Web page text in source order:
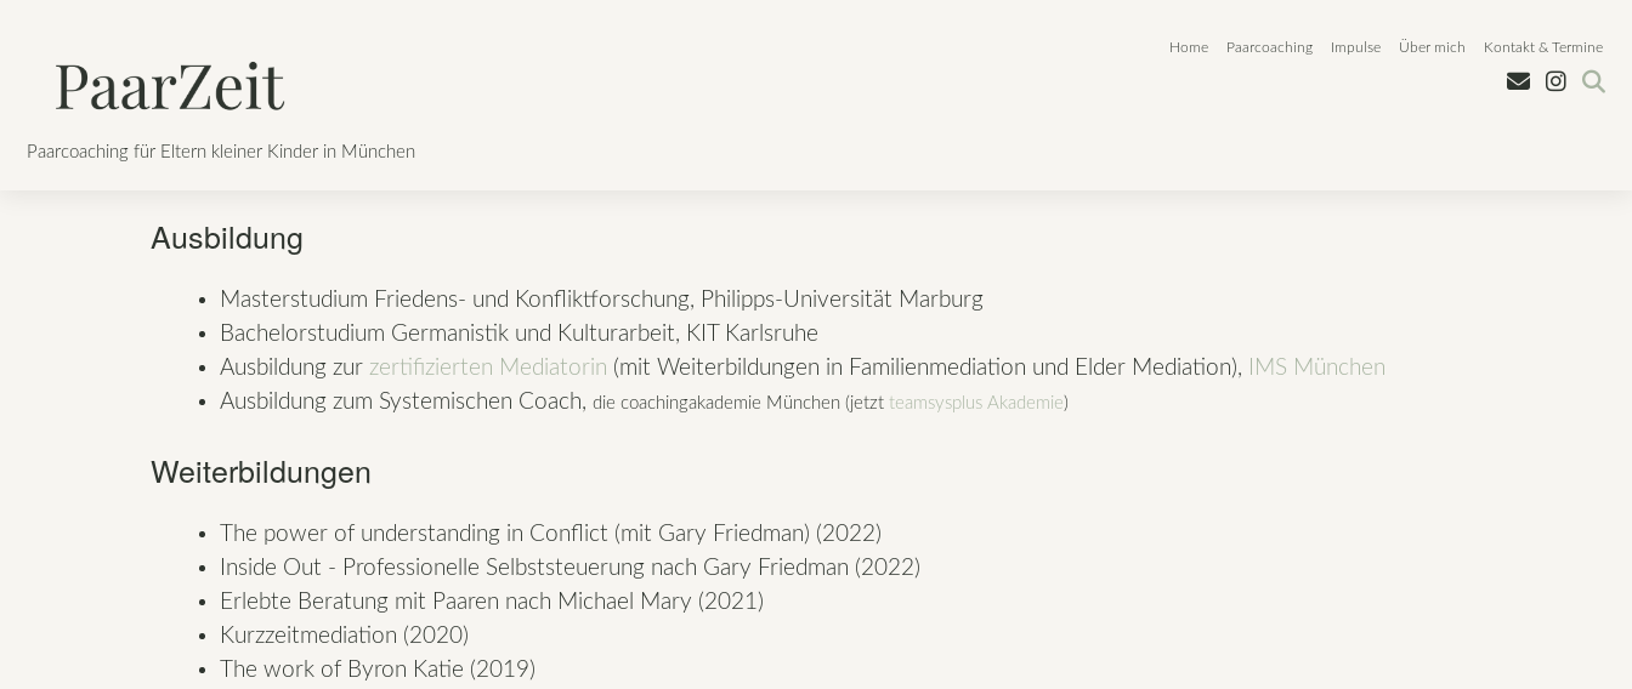
content
Paarcoaching für Eltern kleiner Kinder in München
Home Paarcoaching Impulse Über mich Kontakt & Termine
Ausbildung
Masterstudium Friedens- und Konfliktforschung, Philipps-Universität Marburg
Bachelorstudium Germanistik und Kulturarbeit, KIT Karlsruhe
Ausbildung zur zertifizierten Mediatorin (mit Weiterbildungen in Familienmediation und Elder Mediation),
IMS München
Ausbildung zum Systemischen Coach, die coachingakademie München (jetzt teamsysplus Akademie)
Weiterbildungen
The power of understanding in Conflict (mit Gary Friedman) (2022)
Inside Out - Professionelle Selbststeuerung nach Gary Friedman (2022)
Erlebte Beratung mit Paaren nach Michael Mary (2021)
Kurzzeitmediation (2020)
The work of Byron Katie (2019)